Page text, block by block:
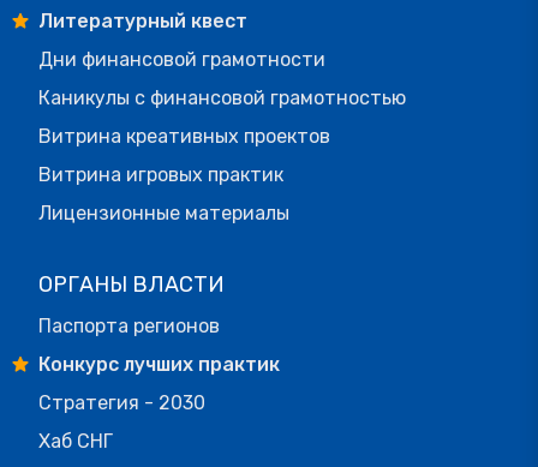
Литературный квест
Дни финансовой грамотности
Каникулы с финансовой грамотностью
Витрина креативных проектов
Витрина игровых практик
Лицензионные материалы
ОРГАНЫ ВЛАСТИ
Паспорта регионов
Конкурс лучших практик
Стратегия - 2030
Хаб СНГ